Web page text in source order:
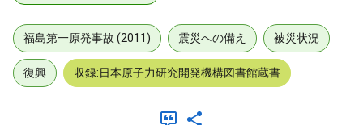
福島第一原発事故 (2011) 震災への備え 被災状況
復興 収録:日本原子力研究開発機構図書館蔵書